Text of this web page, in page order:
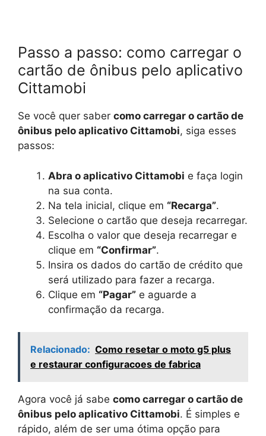
Passo a passo: como carregar o
cartão de ônibus pelo aplicativo
Cittamobi
Se você quer saber como carregar o cartão de
ônibus pelo aplicativo Cittamobi, siga esses
passos:
Abra o aplicativo Cittamobi e faça login
na sua conta.
Na tela inicial, clique em “Recarga”.
Selecione o cartão que deseja recarregar.
Escolha o valor que deseja recarregar e
clique em “Confirmar”.
Insira os dados do cartão de crédito que
será utilizado para fazer a recarga.
Clique em “Pagar” e aguarde a
confirmação da recarga.
Relacionado: Como resetar o moto g5 plus
e restaurar configuracoes de fabrica
Agora você já sabe como carregar o cartão de
ônibus pelo aplicativo Cittamobi. É simples e
rápido, além de ser uma ótima opção para